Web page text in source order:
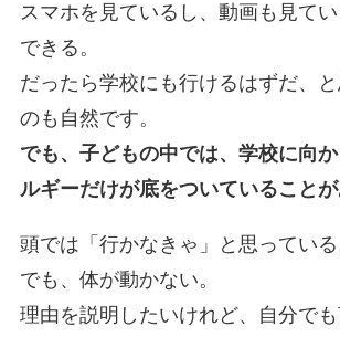
スマホを見ているし、動画も見て
できる。
だったら学校にも行けるはずだ、
のも自然です。
でも、子どもの中では、学校に向
ルギーだけが底をついていることが
頭では「行かなきゃ」と思っている
でも、体が動かない。
理由を説明したいけれど、自分で